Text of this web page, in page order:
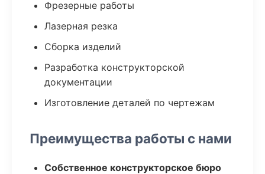
Фрезерные работы
Лазерная резка
Сборка изделий
Разработка конструкторской
документации
Изготовление деталей по чертежам
Преимущества работы с нами
Собственное конструкторское бюро